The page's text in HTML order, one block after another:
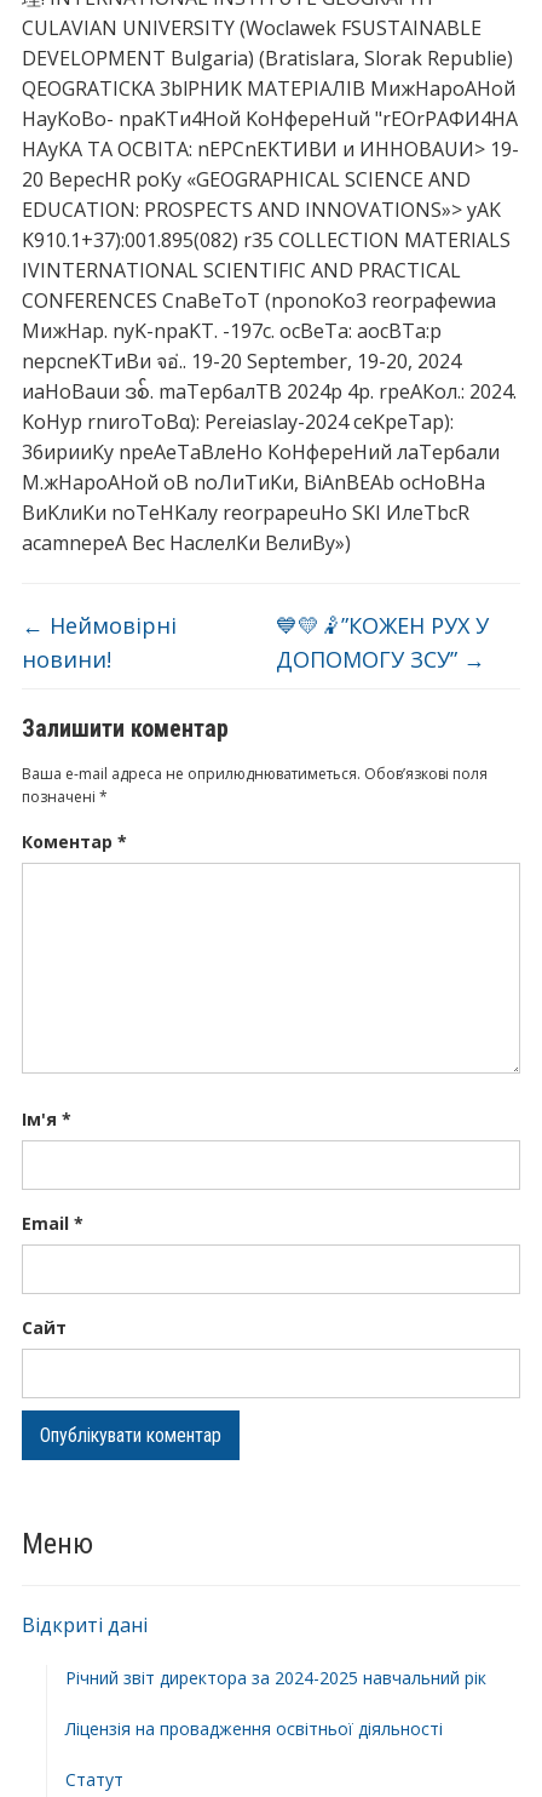
Меню
Відкриті дані
Річний звіт директора за 2024-2025 навчальний рік
Ліцензія на провадження освітньої діяльності
Статут
← Неймовірні
новини!
💙💛🤾”КОЖЕН РУХ У
ДОПОМОГУ ЗСУ” →
Залишити коментар
Ваша e-mail адреса не оприлюднюватиметься. Обов’язкові поля
позначені *
Коментар *
Ім'я *
Email *
Сайт